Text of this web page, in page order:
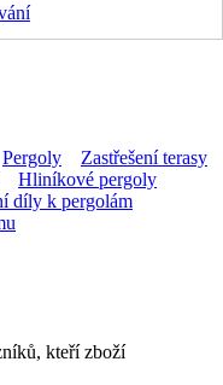
Pergoly
Zastřešení terasy
Hliníkové pergoly
díly k pergolám
kteří zboží